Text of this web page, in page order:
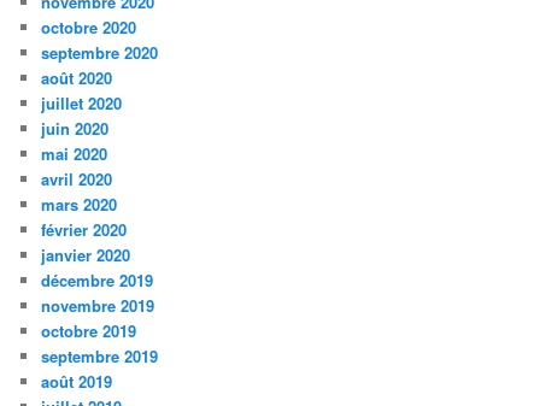
octobre 2020
septembre 2020
août 2020
juillet 2020
juin 2020
mai 2020
avril 2020
mars 2020
février 2020
janvier 2020
décembre 2019
novembre 2019
octobre 2019
septembre 2019
août 2019